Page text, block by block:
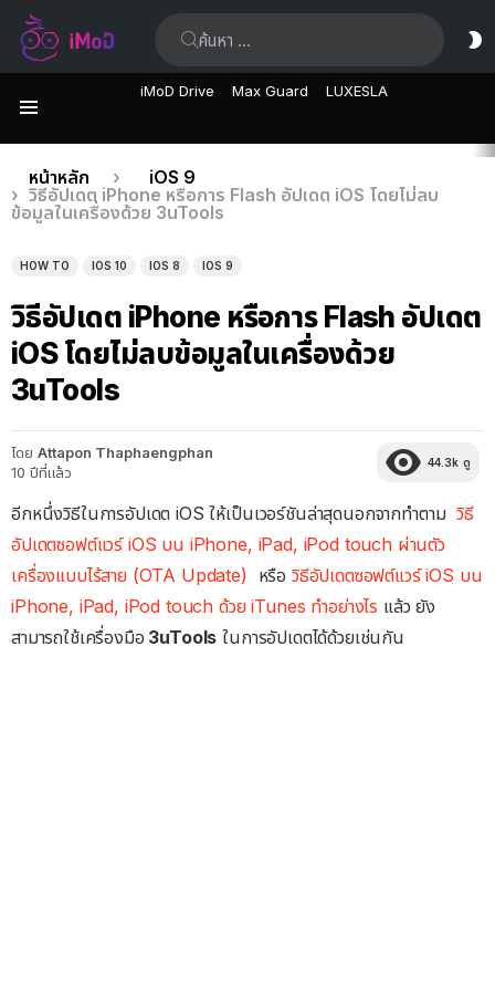
iMoD Drive Max Guard LUXESLA
เรื่อง
ล่าสุด
คุณอยู่ที่นี่:
หน้าหลัก
iOS 9
วิธีอัปเดต iPhone หรือการ Flash อัปเดต iOS โดยไม่ลบ
ข้อมูลในเครื่องด้วย 3uTools
HOW TO IOS 10 IOS 8 IOS 9
วิธีอัปเดต iPhone หรือการ Flash อัปเดต
iOS โดยไม่ลบข้อมูลในเครื่องด้วย
3uTools
โดย Attapon Thaphaengphan
10 ปีที่แล้ว
44.3k ดู
อีกหนึ่งวิธีในการอัปเดต iOS ให้เป็นเวอร์ชันล่าสุดนอกจากทำตามวิธี
อัปเดตซอฟต์แวร์ iOS บน iPhone, iPad, iPod touch ผ่านตัว
เครื่องแบบไร้สาย (OTA Update) หรือ วิธีอัปเดตซอฟต์แวร์ iOS บน
iPhone, iPad, iPod touch ด้วย iTunes ทำอย่างไร แล้ว ยัง
สามารถใช้เครื่องมือ 3uTools ในการอัปเดตได้ด้วยเช่นกัน